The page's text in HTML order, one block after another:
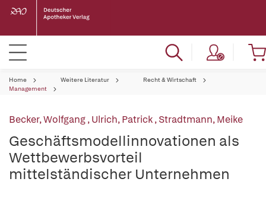
Home Weitere Literatur
Recht & Wirtschaft
Management
Becker, Wolfgang,Ulrich, Patrick,Stradtmann, Meike
Geschäftsmodellinnovationen als
Wettbewerbsvorteil
mittelständischer Unternehmen